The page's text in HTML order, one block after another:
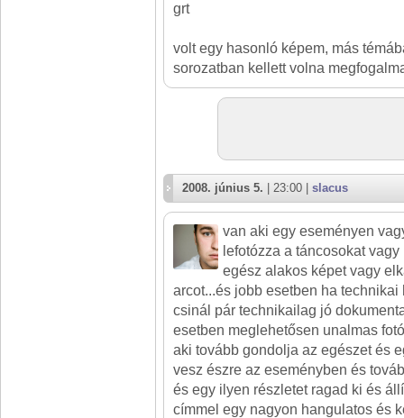
grt
volt egy hasonló képem, más
sorozatban kellett volna
2008. június 5. | 23:00 | slacus
van aki egy eseményen
lefotózza a táncosokat
egész alakos képet vagy
arcot...és jobb esetben ha technikai
csinál pár technikailag jó
esetben meglehetősen unalmas
aki tovább gondolja az egészet és
vesz észre az eseményben és
és egy ilyen részletet ragad ki és
címmel egy nagyon hangulatos és